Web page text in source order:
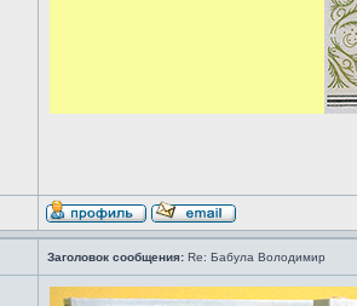
Заголовок сообщения: Re: Бабула Володимир